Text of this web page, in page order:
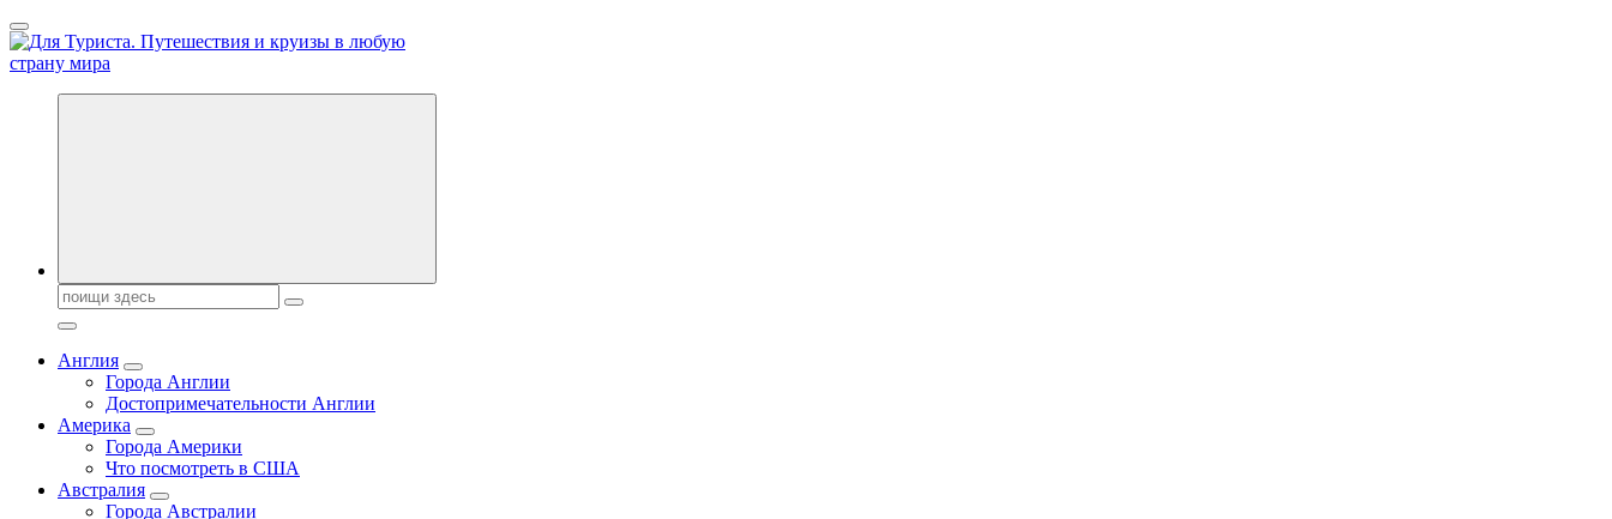
Перейти
к
содержанию
Новости туризма, куда поехать на отдых, где провести отпуск. Горящие туры, путёвки в дома отдыха, туристическое снаряжение, путеводители по странам мира
Поиск:
Англия
Города Англии
Достопримечательности Англии
Америка
Города Америки
Что посмотреть в США
Австралия
Города Австралии